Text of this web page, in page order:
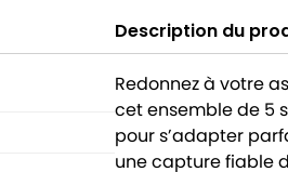
Description du
Redonnez à votre
cet ensemble de 5
pour s’adapter
une capture fiable